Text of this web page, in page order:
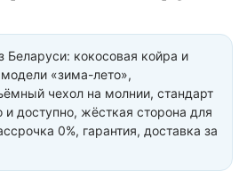
Беларуси: кокосовая койра и
«зима-лето»,
чехол на молнии, стандарт
доступно, жёсткая сторона для
0%, гарантия, доставка за